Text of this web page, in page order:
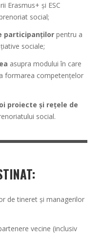
Erasmus+ și ESC
social;
participanților pentru a
sociale;
asupra modului în care
formarea competențelor
proiecte și rețele de
social.
de tineret și managerilor
vecine (inclusiv